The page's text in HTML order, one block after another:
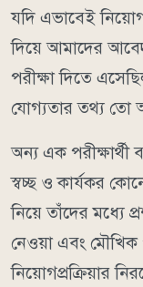
যদি এভাবেই
দিয়ে আমাদের
পরীক্ষা দিতে
যোগ্যতার তথ্য তো
অন্য এক পরীক্ষার্থী
স্বচ্ছ ও কার্যকর
নিয়ে তাঁদের মধ্যে
নেওয়া এবং মৌখিক
নিয়োগপ্রক্রিয়ার